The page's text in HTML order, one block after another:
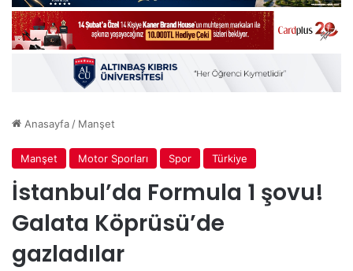
Anasayfa / Manşet
Manşet Motor Sporları Spor Türkiye
İstanbul’da Formula 1 şovu!
Galata Köprüsü’de
gazladılar